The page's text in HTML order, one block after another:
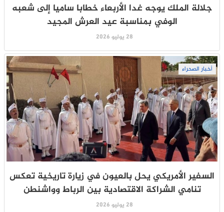
جلالة الملك يوجه غدا الأربعاء خطابا ساميا إلى شعبه
الوفي بمناسبة عيد العرش المجيد
28 يوليو 2026
أخبار الصحراء
السفير الأمريكي يحل بالعيون في زيارة تاريخية تعكس
تنامي الشراكة الاقتصادية بين الرباط وواشنطن
28 يوليو 2026